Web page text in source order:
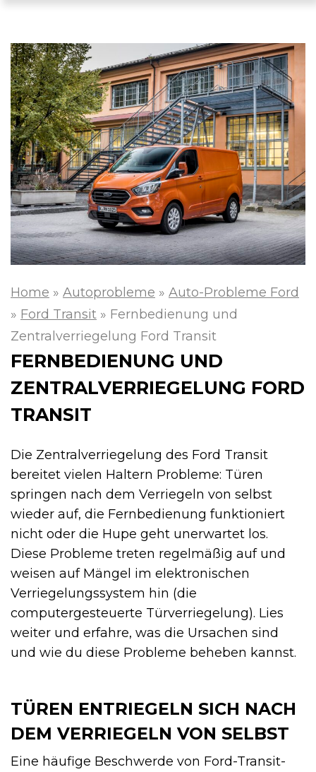
Home » Autoprobleme » Auto-Probleme Ford
» Ford Transit » Fernbedienung und
Zentralverriegelung Ford Transit
FERNBEDIENUNG UND
ZENTRALVERRIEGELUNG FORD
TRANSIT
Die Zentralverriegelung des Ford Transit
bereitet vielen Haltern Probleme: Türen
springen nach dem Verriegeln von selbst
wieder auf, die Fernbedienung funktioniert
nicht oder die Hupe geht unerwartet los.
Diese Probleme treten regelmäßig auf und
weisen auf Mängel im elektronischen
Verriegelungssystem hin (die
computergesteuerte Türverriegelung). Lies
weiter und erfahre, was die Ursachen sind
und wie du diese Probleme beheben kannst.
TÜREN ENTRIEGELN SICH NACH
DEM VERRIEGELN VON SELBST
Eine häufige Beschwerde von Ford-Transit-